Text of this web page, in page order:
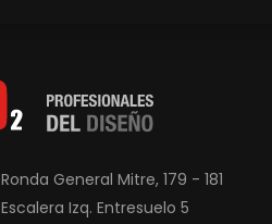
Ronda General Mitre, 179 - 181
Escalera Izq. Entresuelo 5